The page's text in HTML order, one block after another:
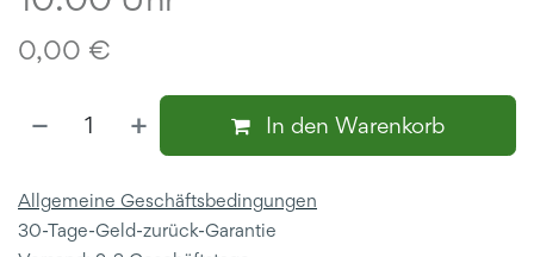
0,00 €
In den Warenkorb
Allgemeine Geschäftsbedingungen
30-Tage-Geld-zurück-Garantie